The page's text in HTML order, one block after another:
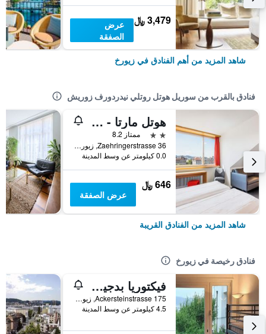
3,479 ﷼
عرض
الصفقة
شاهد المزيد من أهم الفنادق في زيورخ
فنادق بالقرب من سوريل هوتل روتلي نيدردورف زوريش
هوتل مارتا - 195فإيهي أركيتكتر إن تزوريخز فيبرانت أولد تاون، نير مين ستيشن
2 نجمتين
ممتاز 8.2
Zaehringerstrasse 36, زيورخ, كانتون زيورخ, سويسرا
0.0 كيلومتر عن وسط المدينة
646 ﷼
عرض الصفقة
شاهد المزيد من الفنادق القريبة
فنادق رخيصة في زيورخ
فيكتوريا بدجيت هوستل
175 Ackersteinstrasse, زيورخ, كانتون زيورخ, سويسرا
4.5 كيلومتر عن وسط المدينة